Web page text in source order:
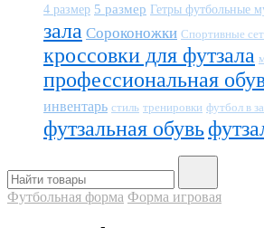
4 размер 5 размер Гетры футбольные
зала Сороконожки Спортивные
кроссовки для футзала
профессиональная
инвентарь стиль тренировки футбол в
футзальная обувь
Футбольная форма Форма игровая